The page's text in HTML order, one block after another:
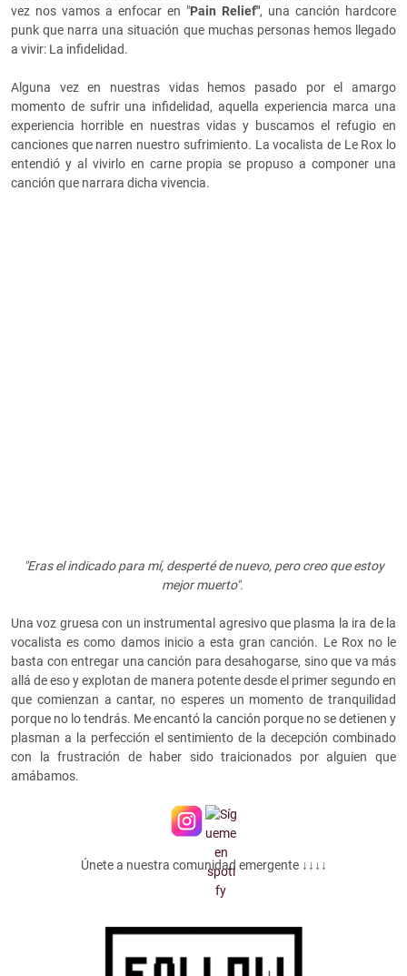
vez nos vamos a enfocar en "Pain Relief", una canción hardcore
punk que narra una situación que muchas personas hemos llegado
a vivir: La infidelidad.
Alguna vez en nuestras vidas hemos pasado por el amargo
momento de sufrir una infidelidad, aquella experiencia marca una
experiencia horrible en nuestras vidas y buscamos el refugio en
canciones que narren nuestro sufrimiento. La vocalista de Le Rox lo
entendió y al vivirlo en carne propia se propuso a componer una
canción que narrara dicha vivencia.
"Eras el indicado para mí, desperté de nuevo, pero creo que estoy
mejor muerto".
Una voz gruesa con un instrumental agresivo que plasma la ira de la
vocalista es como damos inicio a esta gran canción. Le Rox no le
basta con entregar una canción para desahogarse, sino que va más
allá de eso y explotan de manera potente desde el primer segundo en
que comienzan a cantar, no esperes un momento de tranquilidad
porque no lo tendrás. Me encantó la canción porque no se detienen y
plasman a la perfección el sentimiento de la decepción combinado
con la frustración de haber sido traicionados por alguien que
amábamos.
Únete a nuestra comunidad emergente ↓↓↓↓